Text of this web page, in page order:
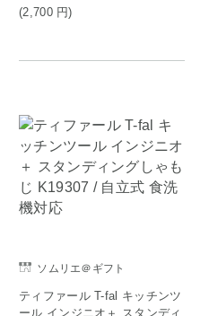
(2,700 円)
ソムリエ＠ギフト
ティファール T-fal キッチンツ
ール インジニオ＋ スタンディ